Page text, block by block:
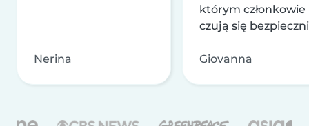
Nerina
którym członkowie
czują się
Giovanna